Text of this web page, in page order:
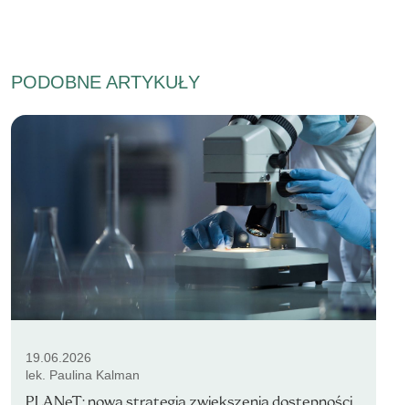
PODOBNE ARTYKUŁY
19.06.2026
lek. Paulina Kalman